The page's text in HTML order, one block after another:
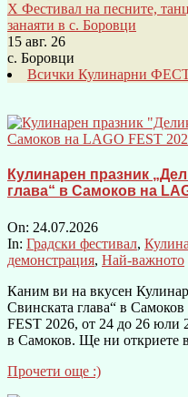
X Фестивал на песните,
занаяти в с. Боровци
15 авг. 26
с. Боровци
Всички Кулинарни
Кулинарен празник
глава“ в Самоков на
On: 24.07.2026
In: Градски фестивал,
демонстрация, Най-важното
Каним ви на вкусен
Свинската глава“ в
FEST 2026, от 24 до 26 юли
в Самоков. Ще ни откриете
Прочети още :)